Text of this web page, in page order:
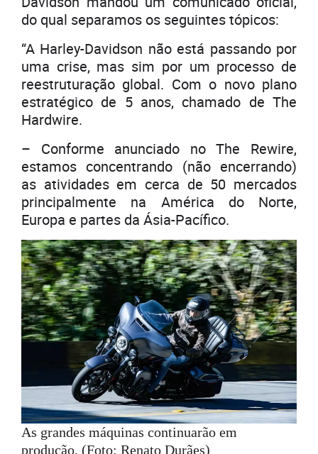
do qual separamos os seguintes tópicos:
“A Harley-Davidson não está passando por
uma crise, mas sim por um processo de
reestruturação global. Com o novo plano
estratégico de 5 anos, chamado de The
Hardwire.
– Conforme anunciado no The Rewire,
estamos concentrando (não encerrando)
as atividades em cerca de 50 mercados
principalmente na América do Norte,
Europa e partes da Ásia-Pacífico.
As grandes máquinas continuarão em
produção. (Foto: Renato Durães)